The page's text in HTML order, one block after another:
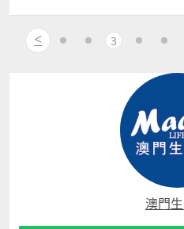
支隊、拱北刑偵大隊及相關
警方的協助下； 最終，在清
的命案嫌疑人周某（男，35
目前，案件正在進一步調查
家庭裏的瑣事和矛盾沖突 因
爛穀子的事，頭緒紛繁 公說
來便是事，放下來就沒事 局
本澳多宗家暴事件亦是頻頻
理智 造成後悔的局面 誰也
12號那晚嗎？ 本澳一名劉
吵，詎料遭到丈夫用滾油及
上了藍莓的點綴，做出了一
勁，讓人很是享受這般感覺
叉子轉幾圈，再放入口中嚼
這份肉醬意粉的美味。 想要
到磐石沙龍，店鋪在提督紅
服務員很少，但是服務到位
衛生，給人一種舒服，安寧
憶條街rdquo;訂單詳情 想要
街進行外賣訂單 或者到店鋪
海邊大馬路384號地下及閣
< 3
澳門